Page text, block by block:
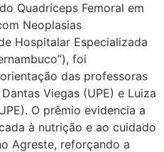
Quadríceps Femoral em
Neoplasias
Hospitalar Especializada
foi
das professoras
Viegas (UPE) e Luiza
O prêmio evidencia a
à nutrição e ao cuidado
Agreste, reforçando a